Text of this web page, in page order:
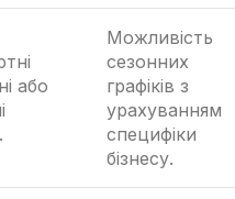
або
Можливість
сезонних
графіків з
урахуванням
специфіки
бізнесу.